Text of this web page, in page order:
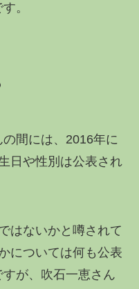
。
間には、2016年に
日や性別は公表され
はないかと噂されて
については何も公表
が、吹石一恵さん